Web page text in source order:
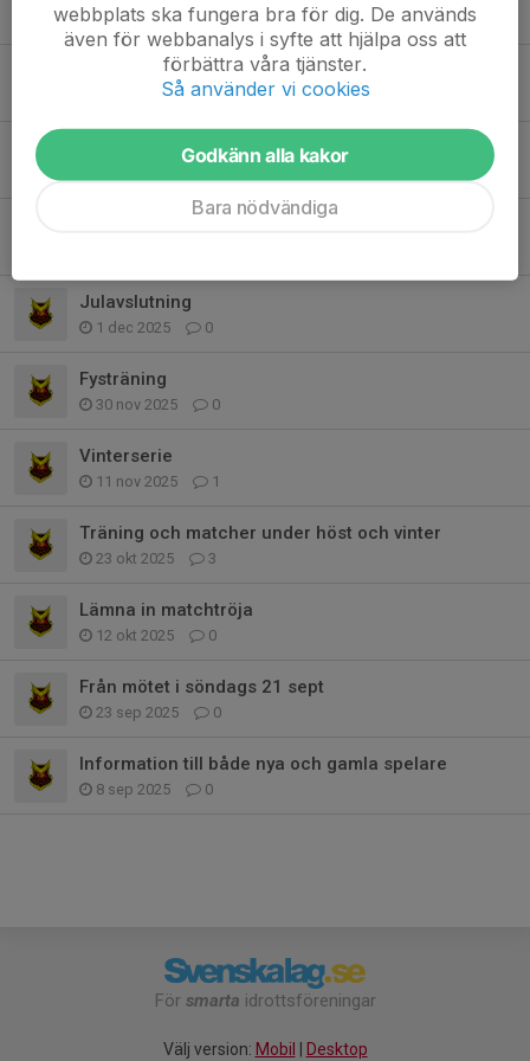
6 feb, 08:38 0
Information om cuper 2026
2 jan, 15:32 2
Jullotterna - betalning
Kommande träningar och matcher
Julavslutning
1 dec 2025 0
Fysträning
30 nov 2025 0
Vinterserie
11 nov 2025 1
Träning och matcher under höst och vinter
23 okt 2025 3
Lämna in matchtröja
12 okt 2025 0
Från mötet i söndags 21 sept
23 sep 2025 0
Information till både nya och gamla spelare
8 sep 2025 0
För smarta idrottsföreningar
Välj version: Mobil | Desktop
webbplats ska fungera bra för dig. De används
även för webbanalys i syfte att hjälpa oss att
förbättra våra tjänster.
Så använder vi cookies
Godkänn alla kakor
Bara nödvändiga